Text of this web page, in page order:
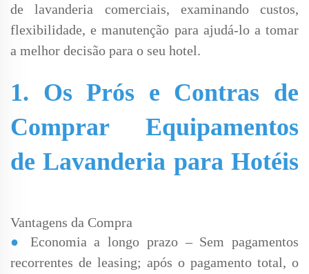
de lavanderia comerciais, examinando custos,
flexibilidade,emanutenção para ajudá-lo a tomar
a melhor decisão para o seu hotel.
1. Os Prós e Contras de
Comprar Equipamentos
de Lavanderia para Hotéis
Vantagens da Compra
●
Economia a longo prazo – Sem pagamentos
recorrentes de leasing; após o pagamento total, o